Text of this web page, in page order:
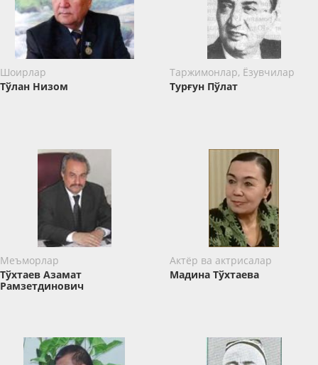
Шоирлар
Тўлан Низом
Таржимонлар, Ёзувчилар
Турғун Пўлат
Меъморлар
Тўхтаев Азамат
Рамзетдинович
Актёр ва актрисалар
Мадина Тўхтаева